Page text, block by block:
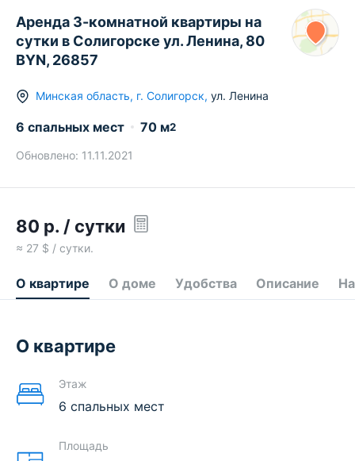
Аренда 3-комнатной квартиры на
сутки в Солигорске ул. Ленина, 80
BYN, 26857
Минская область, г. Солигорск, ул. Ленина
6 спальных мест 70 м2
Обновлено: 11.11.2021
80 р. / сутки
≈ 27 $ / сутки.
О квартире О доме Удобства Описание
О квартире
Этаж
6 спальных мест
Площадь